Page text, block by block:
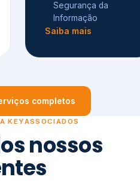
Segurança da
Informação
Saiba mais
completos
KEYASSOCIADOS
nossos